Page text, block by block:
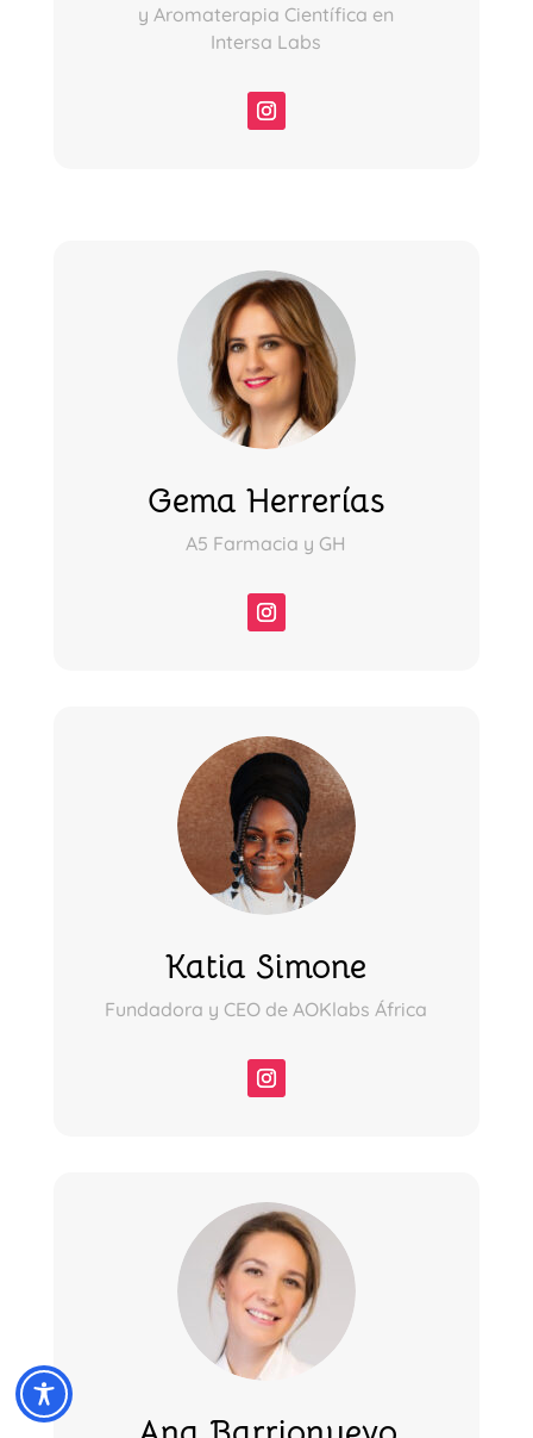
y Aromaterapia Científica en
Intersa Labs
Gema Herrerías
A5 Farmacia y GH
Katia Simone
Fundadora y CEO de AOKlabs África